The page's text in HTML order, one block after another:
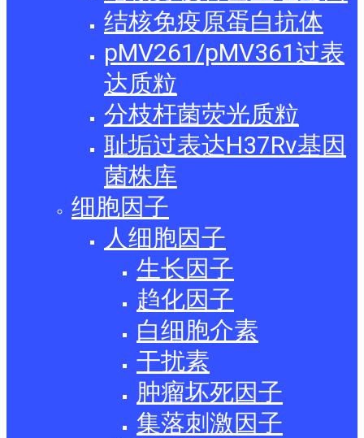
结核免疫原蛋白抗体
pMV261/pMV361过表
达质粒
分枝杆菌荧光质粒
耻垢过表达H37Rv基因
菌株库
细胞因子
人细胞因子
生长因子
趋化因子
白细胞介素
干扰素
肿瘤坏死因子
集落刺激因子